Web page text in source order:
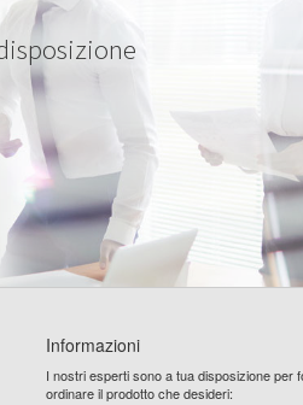
Informazioni
I nostri esperti sono a tua disposizione per
ordinare il prodotto che desideri: